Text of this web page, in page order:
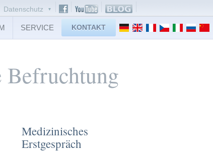
SERVICE KONTAKT
Datenschutz
Befruchtung
Medizinisches
Erstgespräch